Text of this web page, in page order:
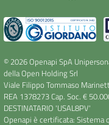
© 2026 Openapi SpA
della Open Holding Srl
Viale Filippo Tommaso
REA 1378273 Cap. Soc. €
DESTINATARIO 'USAL8PV'
Openapi è certificata: Sistema